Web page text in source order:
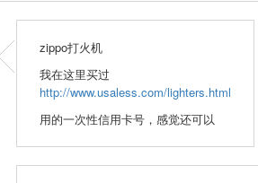
zippo打火机
我在这里买过
http://www.usaless.com/lighters.html
用的一次性信用卡号，感觉还可以